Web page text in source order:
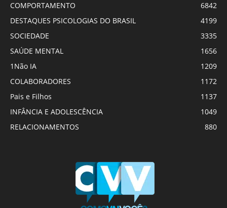
COMPORTAMENTO
6842
DESTAQUES PSICOLOGIAS DO BRASIL
4199
SOCIEDADE
3335
SAÚDE MENTAL
1656
1Não IA
1209
COLABORADORES
1172
Pais e Filhos
1137
INFÂNCIA E ADOLESCÊNCIA
1049
RELACIONAMENTOS
880